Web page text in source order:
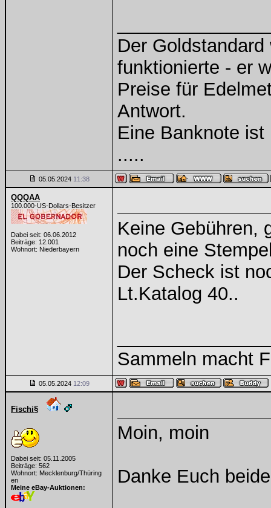
Der
funktionierte - er
Preise für
Antwort.
Eine Banknote
.....
05.05.2024 11:38
QQQAA
100.000-US-Dollars-Besitzer
Dabei seit: 06.06.2012
Beiträge: 12.001
Wohnort: Niederbayern
Keine Gebühren,
noch eine
Der Scheck ist
Lt.Katalog 40..
Sammeln macht
05.05.2024 12:09
Fischi§
Dabei seit: 05.11.2005
Beiträge: 562
Wohnort: Mecklenburg/Thüring
en
Meine eBay-Auktionen:
Moin, moin
Danke Euch